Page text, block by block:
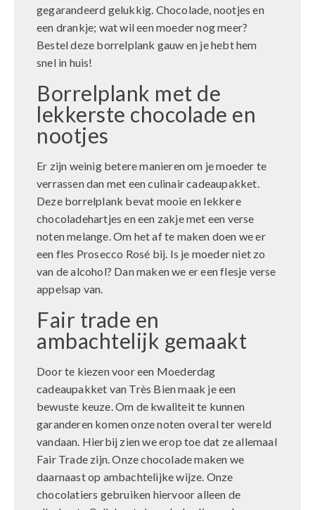
gegarandeerd gelukkig. Chocolade, nootjes en
een drankje; wat wil een moeder nog meer?
Bestel deze borrelplank gauw en je hebt hem
snel in huis!
Borrelplank met de
lekkerste chocolade en
nootjes
Er zijn weinig betere manieren om je moeder te
verrassen dan met een culinair cadeaupakket.
Deze borrelplank bevat mooie en lekkere
chocoladehartjes en een zakje met een verse
noten melange. Om het af te maken doen we er
een fles Prosecco Rosé bij. Is je moeder niet zo
van de alcohol? Dan maken we er een flesje verse
appelsap van.
Fair trade en
ambachtelijk gemaakt
Door te kiezen voor een Moederdag
cadeaupakket van Très Bien maak je een
bewuste keuze. Om de kwaliteit te kunnen
garanderen komen onze noten overal ter wereld
vandaan. Hierbij zien we erop toe dat ze allemaal
Fair Trade zijn. Onze chocolade maken we
daarnaast op ambachtelijke wijze. Onze
chocolatiers gebruiken hiervoor alleen de